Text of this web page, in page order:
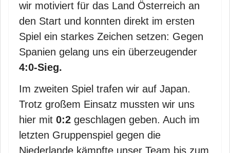
wir motiviert für das Land Österreich an
den Start und konnten direkt im ersten
Spiel ein starkes Zeichen setzen: Gegen
Spanien gelang uns ein überzeugender
4:0-Sieg.
Im zweiten Spiel trafen wir auf Japan.
Trotz großem Einsatz mussten wir uns
hier mit 0:2 geschlagen geben. Auch im
letzten Gruppenspiel gegen die
Niederlande kämpfte unser Team bis zum